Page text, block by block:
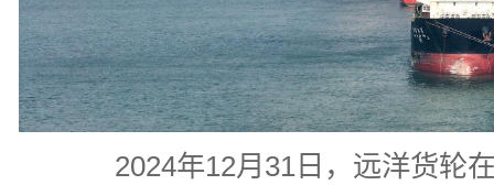
2024年12月31日，远洋货轮